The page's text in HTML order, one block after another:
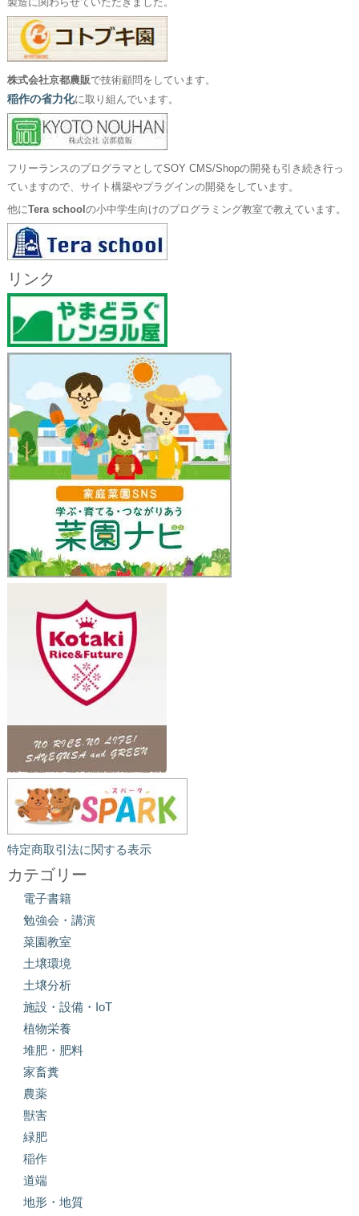
製造に関わらせていただきました。
株式会社京都農販で技術顧問をしています。
稲作の省力化に取り組んでいます。
フリーランスのプログラマとしてSOY CMS/Shopの開発も引き続き行っ
ていますので、サイト構築やプラグインの開発をしています。
他にTera school の小中学生向けのプログラミング教室で教えています。
リンク
特定商取引法に関する表示
カテゴリー
電子書籍
勉強会・講演
菜園教室
土壌環境
土壌分析
施設・設備・IoT
植物栄養
堆肥・肥料
家畜糞
農薬
獣害
緑肥
稲作
道端
地形・地質